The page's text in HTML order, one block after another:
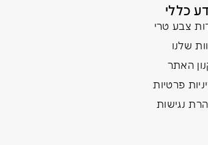
כללי
צבע טרי
שלנו
האתר
פרטיות
נגישות